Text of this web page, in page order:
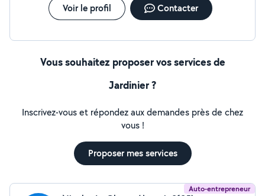
Voir le profil Contacter
Vous souhaitez proposer vos services de
Jardinier ?
Inscrivez-vous et répondez aux demandes près de chez
vous !
Proposer mes services
Auto-entrepreneur